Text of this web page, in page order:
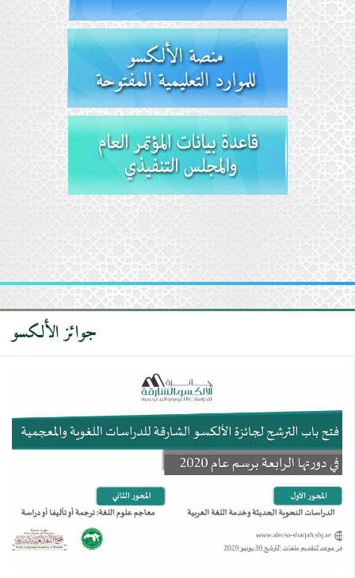
المراكز الخارجية
Institut international de langue arabe de Khartoum
14 mars 2019
جوائز الألكسو